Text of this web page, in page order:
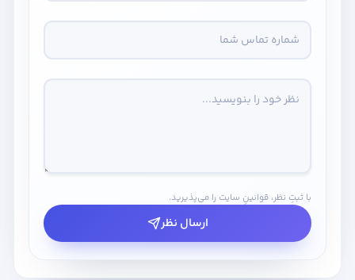
با ثبتِ نظر، قوانینِ سایت را می‌پذیرید.
ارسال نظر